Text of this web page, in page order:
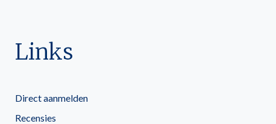
Links
Direct aanmelden
Recensies